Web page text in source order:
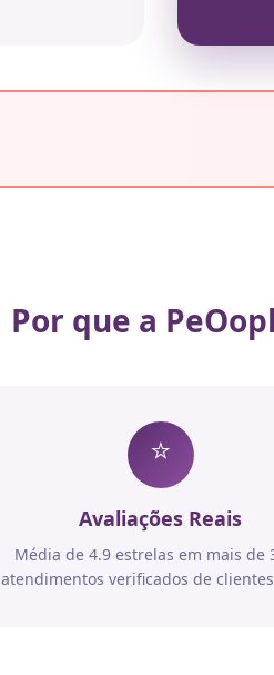
Por que a
⭐
Avaliações Reais
Média de 4.9 estrelas em mais de
atendimentos verificados de